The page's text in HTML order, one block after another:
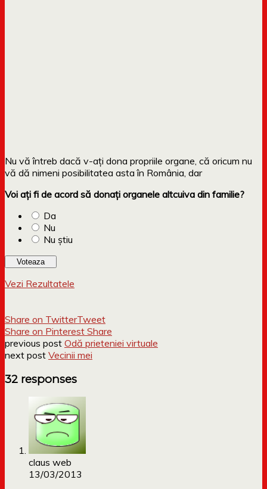
Nu vă întreb dacă v-ați dona propriile organe, că oricum nu
vă dă nimeni posibilitatea asta în România, dar
Voi ați fi de acord să donați organele altcuiva din familie?
Da
Nu
Nu știu
Vezi Rezultatele
Share on TwitterTweet
Share on Pinterest Share
previous post Odă prieteniei virtuale
next post Vecinii mei
32 responses
claus web
13/03/2013